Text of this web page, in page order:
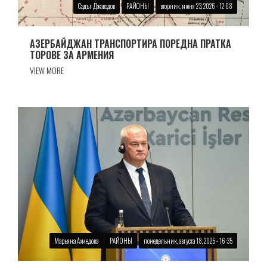
Садъг Джавадов РАЙОНЫ вторник, июня 23, 2026 - 12:08
АЗЕРБАЙДЖАН ТРАНСПОРТИРА ПОРЕДНА ПРАТКА
ТОРОВЕ ЗА АРМЕНИЯ
VIEW MORE
Марьяна Ахмедова РАЙОНЫ понедельник, августа 18, 2025 - 16:35